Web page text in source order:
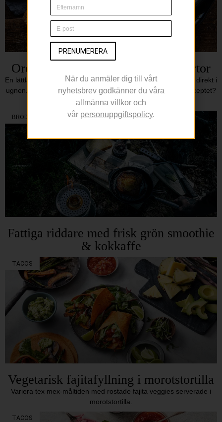
Orecchiette med broccoli och kikärtor
En lättlagad pasta med pastasås av färska tomater, tillagade direkt i
ugnen. Kanske skräms du av att det är fem hela vitlökar i receptet?
Ingen
BRÖD
Fattiga riddare med frisk grön smoothie
& kokkaffe
TACOS
Vegetarisk fajitafyllning i morotstortilla
Variera tex mex-måltiden med rostade fajita veggies serverade i
morotstortilla.
TACOS
PRENUMERERA
När du anmäler dig till vårt
nyhetsbrev godkänner du våra
allmänna villkor och
vår personuppgiftspolicy.